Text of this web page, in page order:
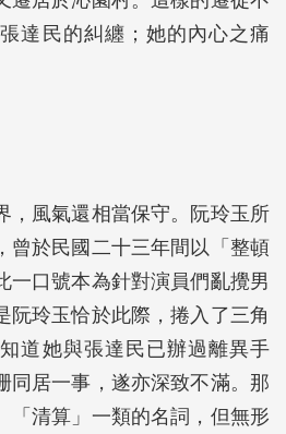
達民的糾纏；她的內心之痛
，風氣還相當保守。阮玲玉所
曾於民國二十三年間以「整頓
一口號本為針對演員們亂攪男
阮玲玉恰於此際，捲入了三角
道她與張達民已辦過離異手
同居一事，遂亦深致不滿。那
「清算」一類的名詞，但無形